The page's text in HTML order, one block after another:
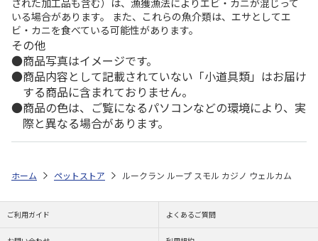
された加工品も含む）は、漁獲漁法によりエビ・カニが混じって
いる場合があります。 また、これらの魚介類は、エサとしてエ
ビ・カニを食べている可能性があります。
その他
商品写真はイメージです。
商品内容として記載されていない「小道具類」はお届け
する商品に含まれておりません。
商品の色は、ご覧になるパソコンなどの環境により、実
際と異なる場合があります。
ホーム ペットストア ルークラン ループ スモル カジノ ウェルカム
ご利用ガイド よくあるご質問